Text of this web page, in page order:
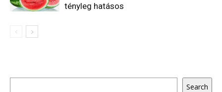
tényleg hatásos
Search